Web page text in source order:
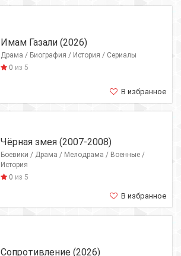
Имам Газали (2026)
Драма / Биография / История / Сериалы
0 из 5
В избранное
Чёрная змея (2007-2008)
Боевики / Драма / Мелодрама / Военные /
История
0 из 5
В избранное
Сопротивление (2026)